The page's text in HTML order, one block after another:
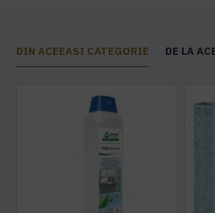
DIN ACEEASI CATEGORIE DE LA